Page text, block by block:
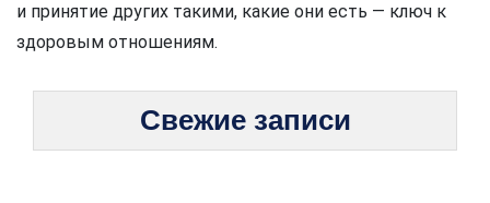
и принятие других такими, какие они есть — ключ к
здоровым отношениям.
Свежие записи